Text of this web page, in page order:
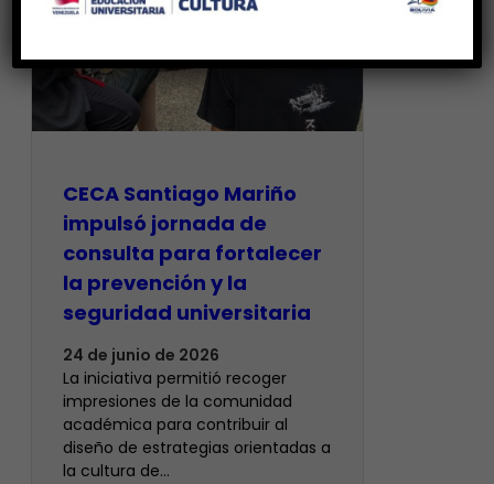
CECA Santiago Mariño
impulsó jornada de
consulta para fortalecer
la prevención y la
seguridad universitaria
24 de junio de 2026
La iniciativa permitió recoger
impresiones de la comunidad
académica para contribuir al
diseño de estrategias orientadas a
la cultura de…